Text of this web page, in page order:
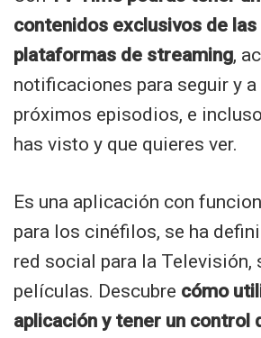
contenidos exclusivos de
plataformas de streaming,
notificaciones para seguir y
próximos episodios, e
has visto y que quieres ver.
Es una aplicación con
para los cinéfilos, se ha
red social para la Televisión,
películas. Descubre cómo
aplicación y tener un control